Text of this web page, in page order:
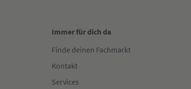
Immer für dich da
Finde deinen Fachmarkt
Kontakt
Services